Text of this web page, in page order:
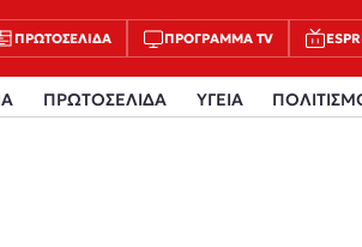
ΠΡΩΤΟΣΈΛΙΔΑ ΠΡΌΓΡΑΜΜΑ TV
ΠΡΩΤΟΣΕΛΙΔΑ ΥΓΕΙΑ